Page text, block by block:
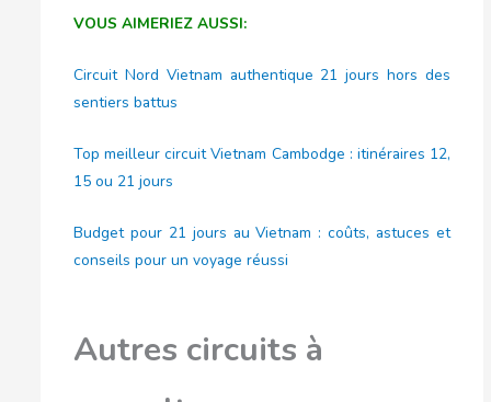
VOUS AIMERIEZ AUSSI:
Circuit Nord Vietnam authentique 21 jours hors des
sentiers battus
Top meilleur circuit Vietnam Cambodge : itinéraires 12,
15 ou 21 jours
Budget pour 21 jours au Vietnam : coûts, astuces et
conseils pour un voyage réussi
Autres circuits à